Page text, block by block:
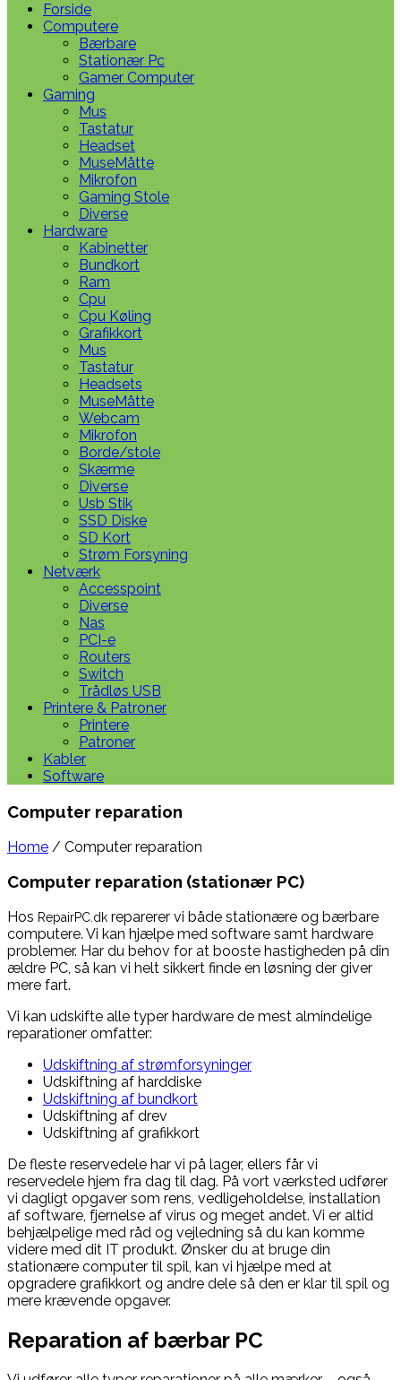
Forside
Computere
Bærbare
Stationær Pc
Gamer Computer
Gaming
Mus
Tastatur
Headset
MuseMåtte
Mikrofon
Gaming Stole
Diverse
Hardware
Kabinetter
Bundkort
Ram
Cpu
Cpu Køling
Grafikkort
Mus
Tastatur
Headsets
MuseMåtte
Webcam
Mikrofon
Borde/stole
Skærme
Diverse
Usb Stik
SSD Diske
SD Kort
Strøm Forsyning
Netværk
Accesspoint
Diverse
Nas
PCI-e
Routers
Switch
Trådløs USB
Printere & Patroner
Printere
Patroner
Kabler
Software
Computer reparation
Home / Computer reparation
Computer reparation (stationær PC)
Hos RepairPC.dk reparerer vi både stationære og bærbare
computere. Vi kan hjælpe med software samt hardware
problemer. Har du behov for at booste hastigheden på din
ældre PC, så kan vi helt sikkert finde en løsning der giver
mere fart.
Vi kan udskifte alle typer hardware de mest almindelige
reparationer omfatter:
Udskiftning af strømforsyninger
Udskiftning af harddiske
Udskiftning af bundkort
Udskiftning af drev
Udskiftning af grafikkort
De fleste reservedele har vi på lager, ellers får vi
reservedele hjem fra dag til dag. På vort værksted udfører
vi dagligt opgaver som rens, vedligeholdelse, installation
af software, fjernelse af virus og meget andet. Vi er altid
behjælpelige med råd og vejledning så du kan komme
videre med dit IT produkt. Ønsker du at bruge din
stationære computer til spil, kan vi hjælpe med at
opgradere grafikkort og andre dele så den er klar til spil og
mere krævende opgaver.
Reparation af bærbar PC